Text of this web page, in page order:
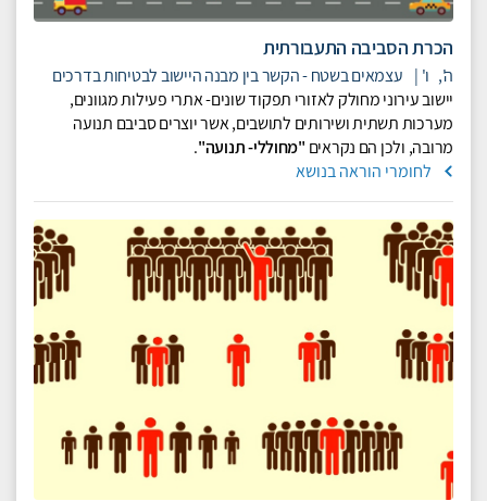
הכרת הסביבה התעבורתית
ה', ו' | עצמאים בשטח - הקשר בין מבנה היישוב לבטיחות בדרכים
יישוב עירוני מחולק לאזורי תפקוד שונים- אתרי פעילות מגוונים,
מערכות תשתית ושירותים לתושבים, אשר יוצרים סביבם תנועה
מרובה, ולכן הם נקראים "מחוללי- תנועה".
לחומרי הוראה בנושא